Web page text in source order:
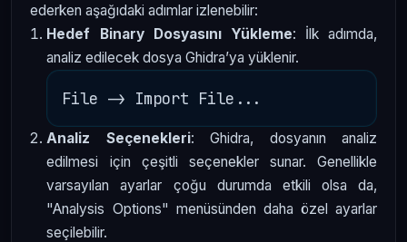
ederken aşağıdaki adımlar izlenebilir:
Hedef Binary Dosyasını Yükleme: İlk adımda,
analiz edilecek dosya Ghidra’ya yüklenir.
Analiz Seçenekleri: Ghidra, dosyanın analiz
edilmesi için çeşitli seçenekler sunar. Genellikle
varsayılan ayarlar çoğu durumda etkili olsa da,
"Analysis Options" menüsünden daha özel ayarlar
seçilebilir.